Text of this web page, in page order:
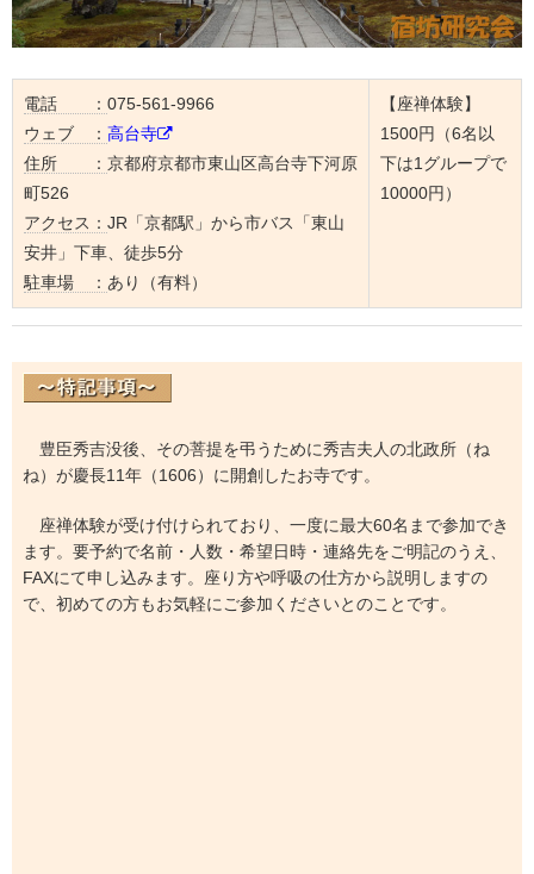
電話 ： 075-561-9966
ウェブ ： 高台寺
住所 ： 京都府京都市東山区高台寺下河原
町526
アクセス： JR「京都駅」から市バス「東山
安井」下車、徒歩5分
駐車場 ： あり（有料）
【座禅体験】
1500円（6名以
下は1グループで
10000円）
豊臣秀吉没後、その菩提を弔うために秀吉夫人の北政所（ね
ね）が慶長11年（1606）に開創したお寺です。
座禅体験が受け付けられており、一度に最大60名まで参加でき
ます。要予約で名前・人数・希望日時・連絡先をご明記のうえ、
FAXにて申し込みます。座り方や呼吸の仕方から説明しますの
で、初めての方もお気軽にご参加くださいとのことです。